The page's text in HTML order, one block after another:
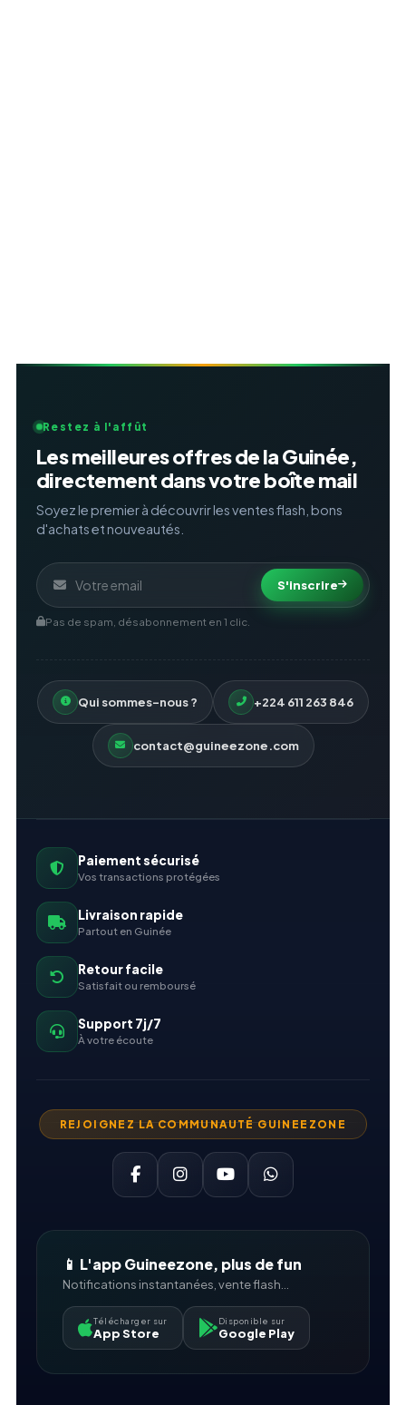
Restez à l'affût
Les meilleures offres de la Guinée,
directement dans votre boîte mail
Soyez le premier à découvrir les ventes flash, bons
d'achats et nouveautés.
S'inscrire
Pas de spam, désabonnement en 1 clic.
Qui sommes-nous ? +224 611 263 846
contact@guineezone.com
Paiement sécurisé
Vos transactions protégées
Livraison rapide
Partout en Guinée
Retour facile
Satisfait ou remboursé
Support 7j/7
À votre écoute
REJOIGNEZ LA COMMUNAUTÉ GUINEEZONE
📱 L'app Guineezone, plus de fun
Notifications instantanées, vente flash...
Télécharger sur
App Store
Disponible sur
Google Play